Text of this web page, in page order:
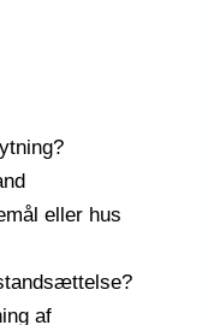
eller hus
af